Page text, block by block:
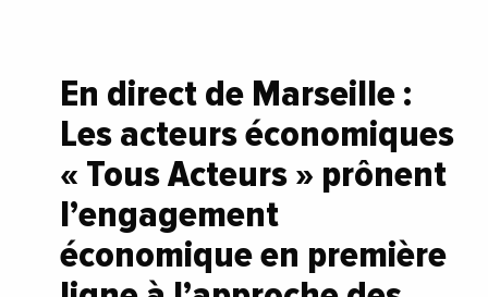
En direct de Marseille :
Les acteurs économiques
« Tous Acteurs » prônent
l’engagement
économique en première